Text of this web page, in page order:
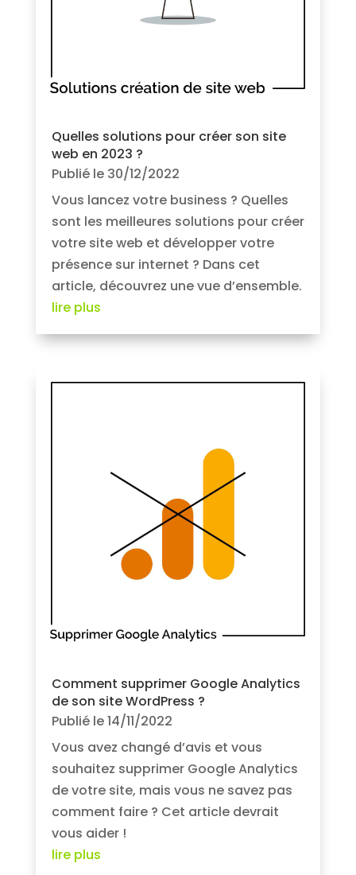
Quelles solutions pour créer son site
web en 2023 ?
Publié le 30/12/2022
Vous lancez votre business ? Quelles
sont les meilleures solutions pour créer
votre site web et développer votre
présence sur internet ? Dans cet
article, découvrez une vue d’ensemble.
lire plus
Comment supprimer Google Analytics
de son site WordPress ?
Publié le 14/11/2022
Vous avez changé d’avis et vous
souhaitez supprimer Google Analytics
de votre site, mais vous ne savez pas
comment faire ? Cet article devrait
vous aider !
lire plus